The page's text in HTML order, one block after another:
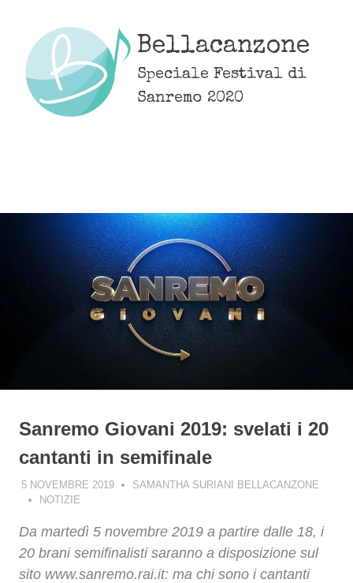
content
Bellacanzone
Speciale Festival di
Sanremo 2020
Sanremo Giovani 2019: svelati i 20
cantanti in semifinale
5 NOVEMBRE 2019
SAMANTHA SURIANI BELLACANZONE
NOTIZIE
Da martedì 5 novembre 2019 a partire dalle 18, i
20 brani semifinalisti saranno a disposizione sul
sito www.sanremo.rai.it: ma chi sono i cantanti